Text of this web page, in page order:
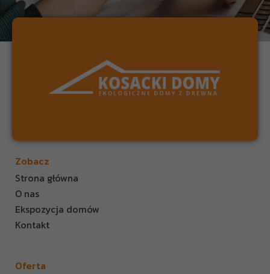
Zobacz
Strona główna
O nas
Ekspozycja domów
Kontakt
Oferta